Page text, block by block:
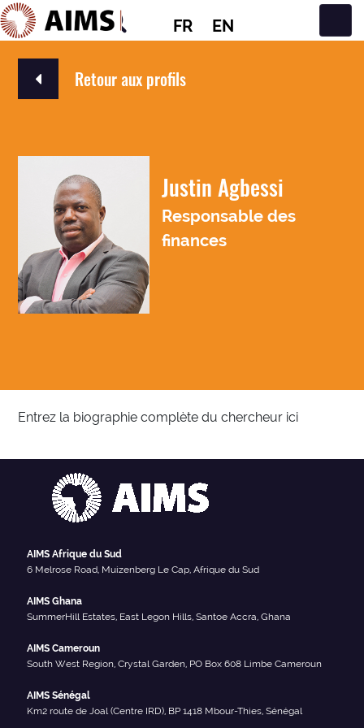
FR EN
Navigation principale
Retour aux profils
Justin Agbessi
Responsable des
finances
Entrez la biographie complète du chercheur ici
AIMS Afrique du Sud
6 Melrose Road, Muizenberg Le Cap, Afrique du Sud
AIMS Ghana
SummerHill Estates, East Legon Hills, Santoe Accra, Ghana
AIMS Cameroun
South West Region, Crystal Garden, PO Box 608 Limbe Cameroun
AIMS Sénégal
Km2 route de Joal (Centre IRD), BP 1418 Mbour-Thies, Sénégal